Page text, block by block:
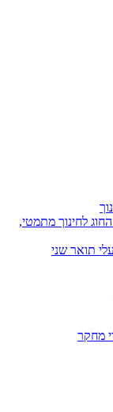
לחינוך מתמטי,
תואר שני
מחקר